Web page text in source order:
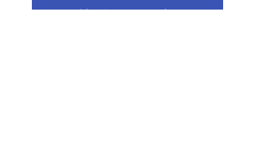
Ajouter au panier